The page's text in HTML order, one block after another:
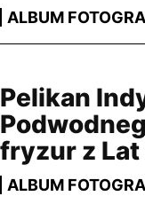
ALBUM
Pelikan
fryzur z
ALBUM